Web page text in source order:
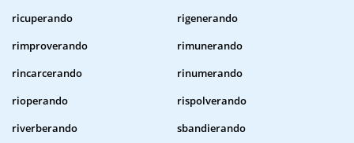
ricuperando
rigenerando
rimproverando
rimunerando
rincarcerando
rinumerando
rioperando
rispolverando
riverberando
sbandierando